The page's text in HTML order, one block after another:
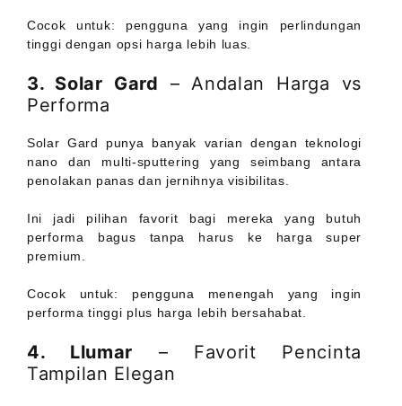
Cocok untuk: pengguna yang ingin perlindungan
tinggi dengan opsi harga lebih luas.
3. Solar Gard – Andalan Harga vs
Performa
Solar Gard punya banyak varian dengan teknologi
nano dan multi-sputtering yang seimbang antara
penolakan panas dan jernihnya visibilitas.
Ini jadi pilihan favorit bagi mereka yang butuh
performa bagus tanpa harus ke harga super
premium.
Cocok untuk: pengguna menengah yang ingin
performa tinggi plus harga lebih bersahabat.
4. Llumar – Favorit Pencinta
Tampilan Elegan